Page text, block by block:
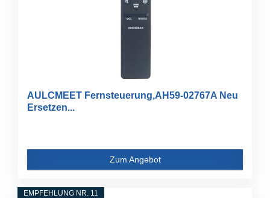
AULCMEET Fernsteuerung,AH59-02767A Neu
Ersetzen...
Zum Angebot
EMPFEHLUNG NR. 11